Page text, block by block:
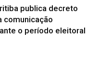
publica decreto
comunicação
o período eleitoral